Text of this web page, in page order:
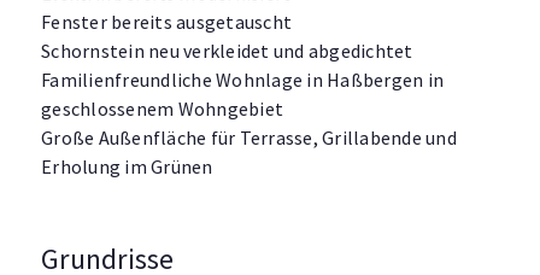
Fenster bereits ausgetauscht
Schornstein neu verkleidet und abgedichtet
Familienfreundliche Wohnlage in Haßbergen in
geschlossenem Wohngebiet
Große Außenfläche für Terrasse, Grillabende und
Erholung im Grünen
Grundrisse